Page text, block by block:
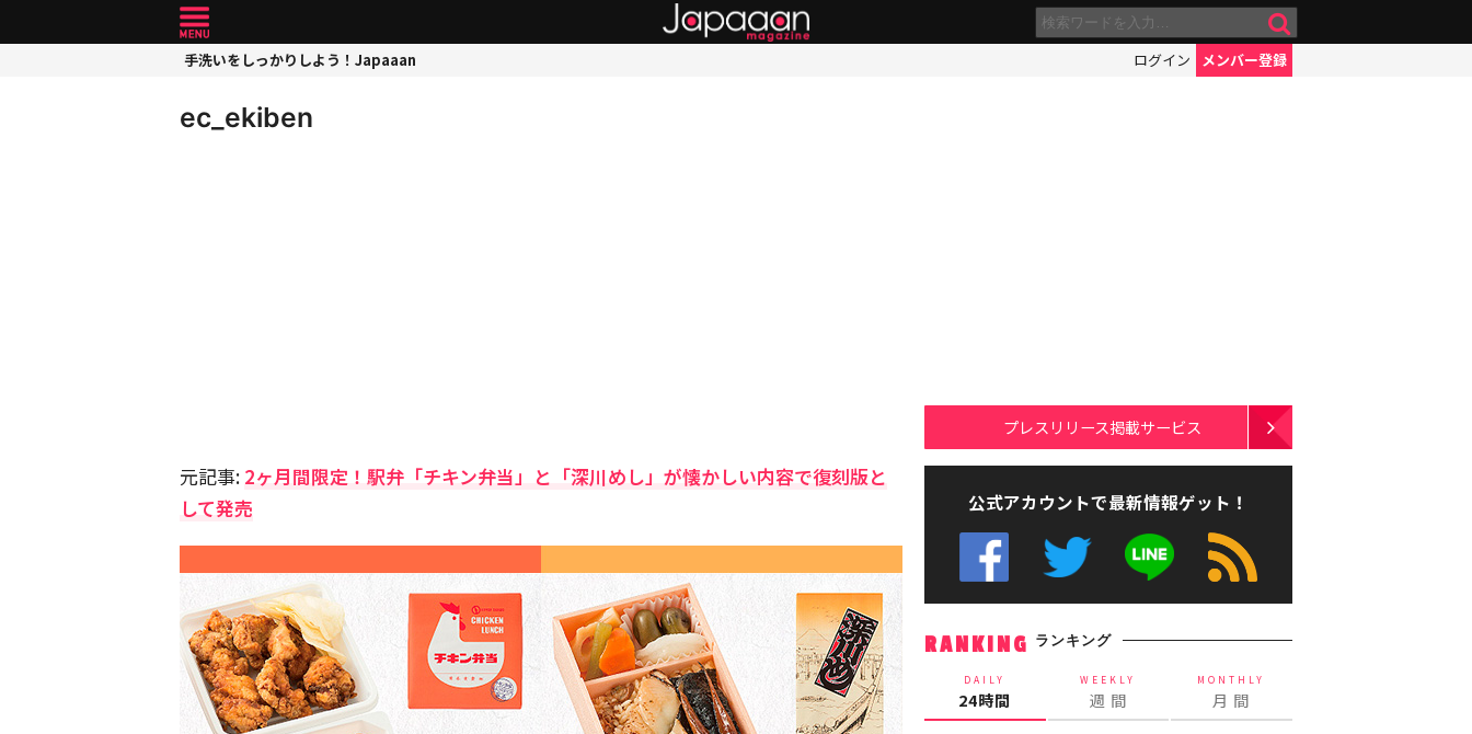
手洗いをしっかりしよう！Japaaan ログイン メンバー登録
ec_ekiben
元記事: 2ヶ月間限定！駅弁「チキン弁当」と「深川めし」が懐かしい内容で復刻版と
して発売
プレスリリース掲載サービス
公式アカウントで最新情報ゲット！
RANKING ランキング
DAILY
24時間
WEEKLY
週 間
MONTHLY
月 間